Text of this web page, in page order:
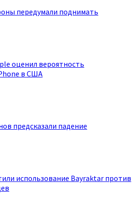
передумали поднимать
оценил вероятность
в США
предсказали падение
использование Bayraktar против